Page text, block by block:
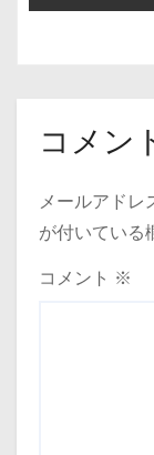
コメン
メールアドレ
が付いている
コメント ※